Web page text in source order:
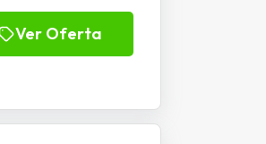
Ver Oferta